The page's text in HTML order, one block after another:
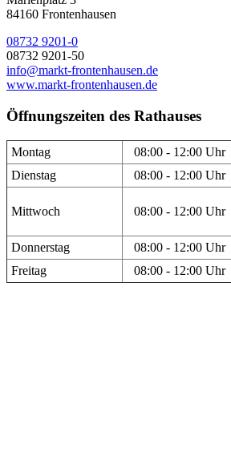
84160 Frontenhausen
08732 9201-0
08732 9201-50
info@markt-frontenhausen.de
www.markt-frontenhausen.de
Öffnungszeiten des Rathauses
Montag 08:00 - 12:00 Uhr
Dienstag
08:00 - 12:00 Uhr
Mittwoch 08:00 - 12:00 Uhr
Donnerstag 08:00 - 12:00 Uhr
Freitag
08:00 - 12:00 Uhr